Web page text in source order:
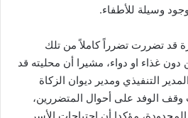
وسيلة للأطفاء.
أكثر من (٩٥) اسرة قد تضررت تضرراً كاملاً من تلك
دون غذاء او دواء، مشيرا أن محليته قد
التنفيذي ومدير ديوان الزكاة
وقف الوفد على أحوال المتضررين،